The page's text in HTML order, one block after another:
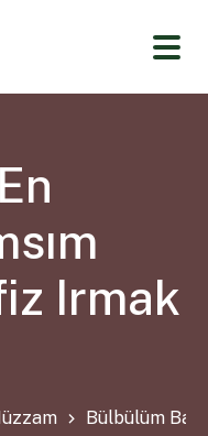
Irmak
Bülbülüm